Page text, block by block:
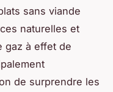
sans viande
naturelles et
gaz à effet de
de surprendre les